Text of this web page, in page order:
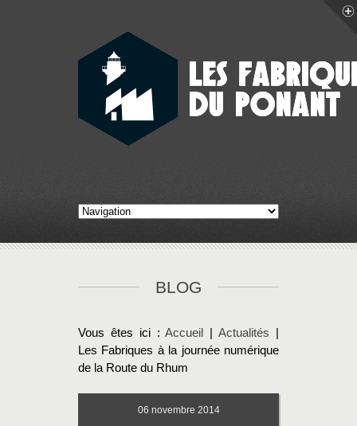
BLOG
Vous êtes ici :Accueil |Actualités
Les Fabriques à la journée numérique
de la Route du Rhum
06 novembre 2014